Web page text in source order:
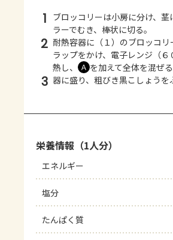
1 ブロッコリーは小房に分け、
ラーでむき、棒状に切る。
2 耐熱容器に（１）のブロッコ
ラップをかけ、電子レンジ（
熱し、
Ａ を加えて全体を混ぜる
3 器に盛り、粗びき黒こしょうを
栄養情報（1人分）
エネルギー
塩分
たんぱく質